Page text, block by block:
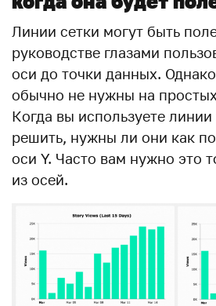
Линии сетки могут быть
руководстве глазами
оси до точки данных.
обычно не нужны на
Когда вы используете
решить, нужны ли они как
оси Y. Часто вам нужно это
из осей.